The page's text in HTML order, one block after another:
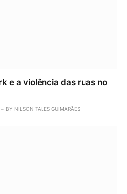
e a violência das ruas no
BY NILSON TALES GUIMARÃES